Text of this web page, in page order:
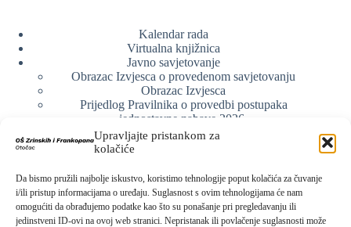
Upravljajte pristankom za
kolačiće
Da bismo pružili najbolje iskustvo, koristimo tehnologije poput kolačića za čuvanje
i/ili pristup informacijama o uređaju. Suglasnost s ovim tehnologijama će nam
omogućiti da obrađujemo podatke kao što su ponašanje pri pregledavanju ili
jedinstveni ID-ovi na ovoj web stranici. Nepristanak ili povlačenje suglasnosti može
Kalendar rada
Virtualna knjižnica
Javno savjetovanje
Obrazac Izvjesca o provedenom savjetovanju
Obrazac Izvjesca
Prijedlog Pravilnika o provedbi postupaka
jednostavne nabave 2026.
Obrazlozenje uz prijedlog Pravilnika o provedbi
postupka jednostavne nabave
Web arhiva
Politika o zaštiti privatnosti